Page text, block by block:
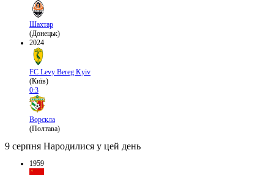
Шахтар
(Донецьк)
2024
FC Levy Bereg Kyiv
(Київ)
0:3
Ворскла
(Полтава)
9 серпня Народилися у цей день
1959